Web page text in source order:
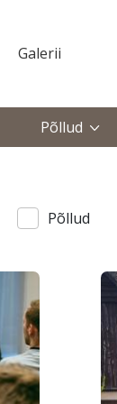
Galerii
Põllud
Põllud